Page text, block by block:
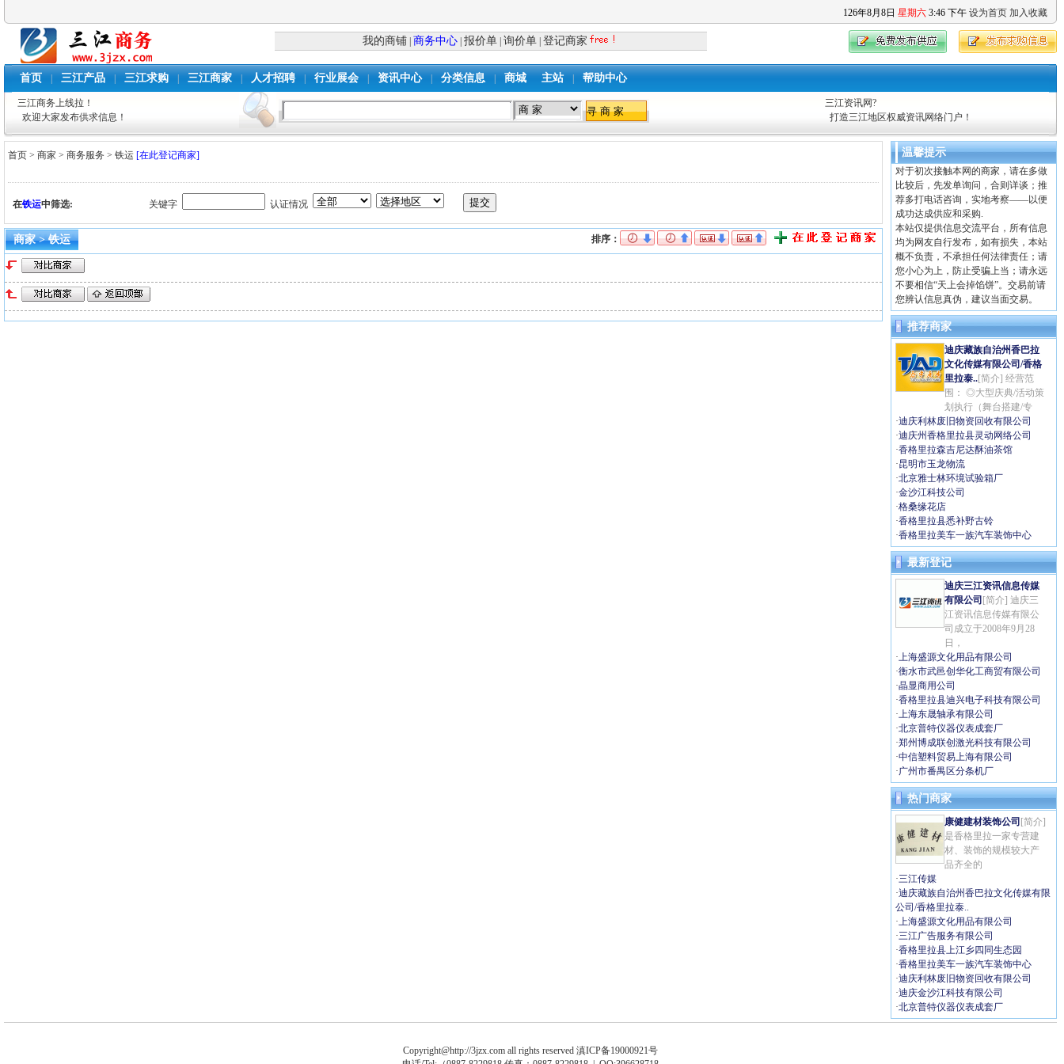
126年8月 8日 星期六 3:46 下午 设为首页 加入收藏
我的商铺 商务中心 报价单 询价单 登记商家
首页 三江产品 三江求购 三江商家 人才招聘 行业展会 资讯中心 分类信息 商城 主站 帮助中心
三江商务上线拉！
欢迎大家发布供求信息！
三江资讯网?
打造三江地区权威资讯网络门户！
首页 >商家 >商务服务 >铁运 [在此登记商家]
在铁运中筛选: 关键字 认证情况
商家 > 铁运 排序：
温馨提示
对于初次接触本网的商家，请在多做
比较后，先发单询问，合则详谈；推
荐多打电话咨询，实地考察——以便
成功达成供应和采购.
本站仅提供信息交流平台，所有信息
均为网友自行发布，如有损失，本站
概不负责，不承担任何法律责任；请
您小心为上，防止受骗上当；请永远
不要相信“天上会掉馅饼”。交易前请
您辨认信息真伪，建议当面交易。
推荐商家
迪庆藏族自治州香巴拉
文化传媒有限公司/香格
里拉泰..[简介] 经营范
围： ◎大型庆典/活动策
划执行（舞台搭建/专
·迪庆利林废旧物资回收有限公司
·迪庆州香格里拉县灵动网络公司
·香格里拉森吉尼达酥油茶馆
·昆明市玉龙物流
·北京雅士林环境试验箱厂
·金沙江科技公司
·格桑缘花店
·香格里拉县悉补野古铃
·香格里拉美车一族汽车装饰中心
最新登记
迪庆三江资讯信息传媒
有限公司 [简介] 迪庆三
江资讯信息传媒有限公
司成立于2008年9月28
日，
·上海盛源文化用品有限公司
·衡水市武邑创华化工商贸有限公司
·晶显商用公司
·香格里拉县迪兴电子科技有限公司
·上海东晟轴承有限公司
·北京普特仪器仪表成套厂
·郑州博成联创激光科技有限公司
·中信塑料贸易上海有限公司
·广州市番禺区分条机厂
热门商家
康健建材装饰公司 [简介]
是香格里拉一家专营建
材、装饰的规模较大产
品齐全的
·三江传媒
·迪庆藏族自治州香巴拉文化传媒有限
公司/香格里拉泰..
·上海盛源文化用品有限公司
·三江广告服务有限公司
·香格里拉县上江乡四同生态园
·香格里拉美车一族汽车装饰中心
·迪庆利林废旧物资回收有限公司
·迪庆金沙江科技有限公司
·北京普特仪器仪表成套厂
Copyright@http://3jzx.com all rights reserved滇ICP备19000921号